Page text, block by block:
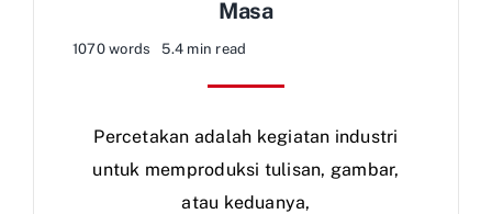
Masa
1070 words 5.4 min read
Percetakan adalah kegiatan industri
untuk memproduksi tulisan, gambar,
atau keduanya,